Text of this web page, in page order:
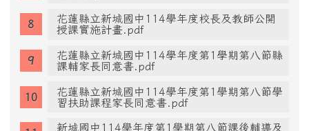
花蓮縣立新城國中114學年度校長及教師公開
授課實施計畫.pdf
花蓮縣立新城國中114學年度第1學期第八節縣
課輔家長同意書.pdf
花蓮縣立新城國中114學年度第1學期第八節學
習扶助課程家長同意書.pdf
新城國中114學年度第1學期第八節課後輔導及